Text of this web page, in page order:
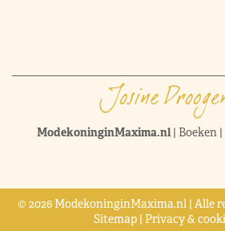
ModekoninginMaxima.nl| Boeken|
© 2026 ModekoninginMaxima.nl | Alle
Sitemap | Privacy &